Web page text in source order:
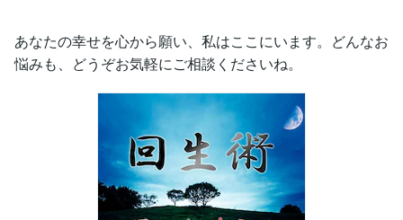
あなたの幸せを心から願い、私はここにいます。どんなお
悩みも、どうぞお気軽にご相談くださいね。